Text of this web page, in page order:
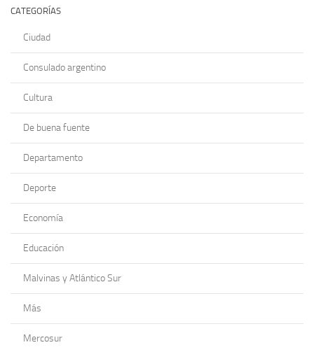
CATEGORÍAS
Ciudad
Consulado argentino
Cultura
De buena fuente
Departamento
Deporte
Economía
Educación
Malvinas y Atlántico Sur
Más
Mercosur